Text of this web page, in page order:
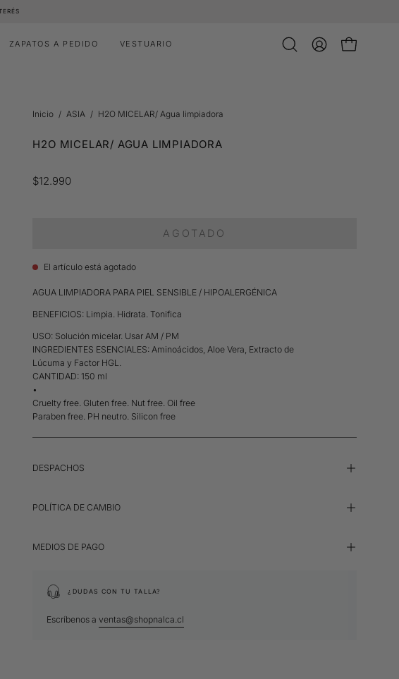
ZAPATOS A PEDIDO VESTUARIO
Abrir
MI
CARRO
Inicio / ASIA / H2O MICELAR/ Agua limpiadora
H2O MICELAR/ AGUA LIMPIADORA
$12.990
AGOTADO
El artículo está agotado
AGUA LIMPIADORA PARA PIEL SENSIBLE / HIPOALERGÉNICA
BENEFICIOS: Limpia. Hidrata. Tonifica
USO: Solución micelar. Usar AM / PM
INGREDIENTES ESENCIALES:Aminoácidos, Aloe Vera, Extracto de
Lúcuma y Factor HGL.
CANTIDAD: 150 ml
•
Cruelty free. Gluten free. Nut free. Oil free
Paraben free. PH neutro. Silicon free
DESPACHOS
POLÍTICA DE CAMBIO
MEDIOS DE PAGO
¿DUDAS CON TU TALLA?
Escríbenos aventas@shopnalca.cl